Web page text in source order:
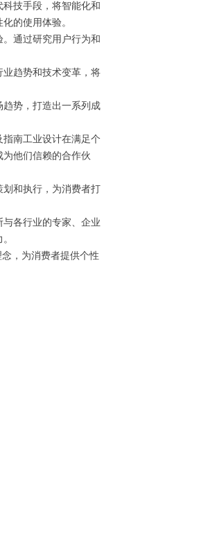
技手段，将智能化和
的使用体验。
通过研究用户行为和
趋势和技术变革，将
势，打造出一系列成
南工业设计在满足个
他们信赖的合作伙
和执行，为消费者打
各行业的专家、企业
，为消费者提供个性